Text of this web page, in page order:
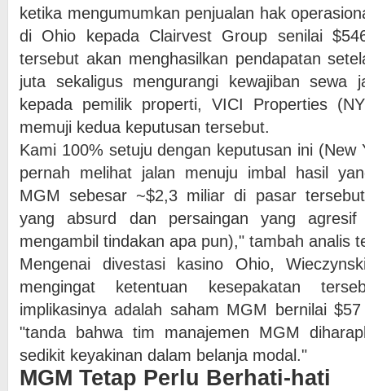
ketika mengumumkan penjualan hak
di Ohio kepada Clairvest Group senilai
tersebut akan menghasilkan pendapatan
juta sekaligus mengurangi kewajiban sewa
kepada pemilik properti, VICI Properties
memuji kedua keputusan tersebut.
Kami 100% setuju dengan keputusan ini (New
pernah melihat jalan menuju imbal hasil
MGM sebesar ~$2,3 miliar di pasar
yang absurd dan persaingan yang
mengambil tindakan apa pun)," tambah analis
Mengenai divestasi kasino Ohio,
mengingat ketentuan kesepakatan
implikasinya adalah saham MGM bernilai
"tanda bahwa tim manajemen MGM
sedikit keyakinan dalam belanja modal."
MGM Tetap Perlu Berhati-hati